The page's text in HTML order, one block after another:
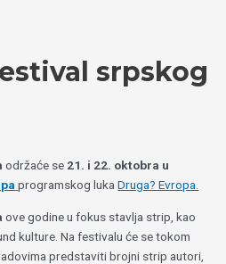
srpskog
održaće se 21. i 22. oktobra u
programskog lukaDruga? Evropa.
ove godine u fokus stavlja strip, kao
kulture. Na festivalu će se tokom
predstaviti brojni strip autori,